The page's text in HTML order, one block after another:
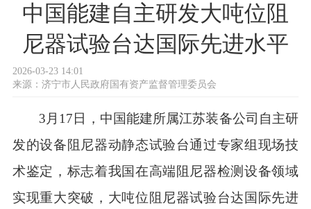
中国能建自主研发大吨位阻
尼器试验台达国际先进水平
2026-03-23 14:01
来源： 济宁市人民政府国有资产监督管理委员会
3月17日，中国能建所属江苏装备公司自主研
发的设备阻尼器动静态试验台通过专家组现场技
术鉴定，标志着我国在高端阻尼器检测设备领域
实现重大突破，大吨位阻尼器试验台达国际先进